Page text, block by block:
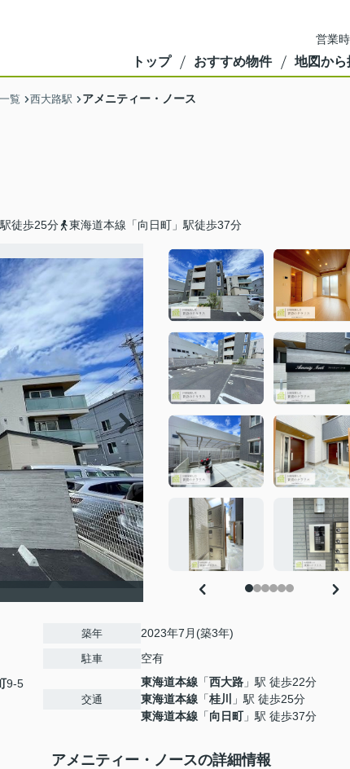
営業
トップ おすすめ物件 地図から
覧 西大路駅 アメニティー・ノース
徒歩25分 東海道本線「向日町」駅徒歩37分
9-5
築年 2023年7月(築3年)
駐車 空有
交通
東海道本線 「西大路 」駅 徒歩22分
東海道本線 「桂川
」駅 徒歩25分
東海道本線 「向日町」駅 徒歩37分
アメニティー・ノースの詳細情報